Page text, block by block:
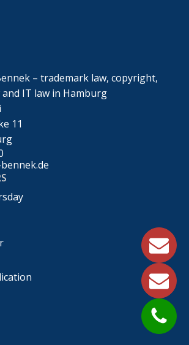
– trademark law, copyright,
IT law in Hamburg
11